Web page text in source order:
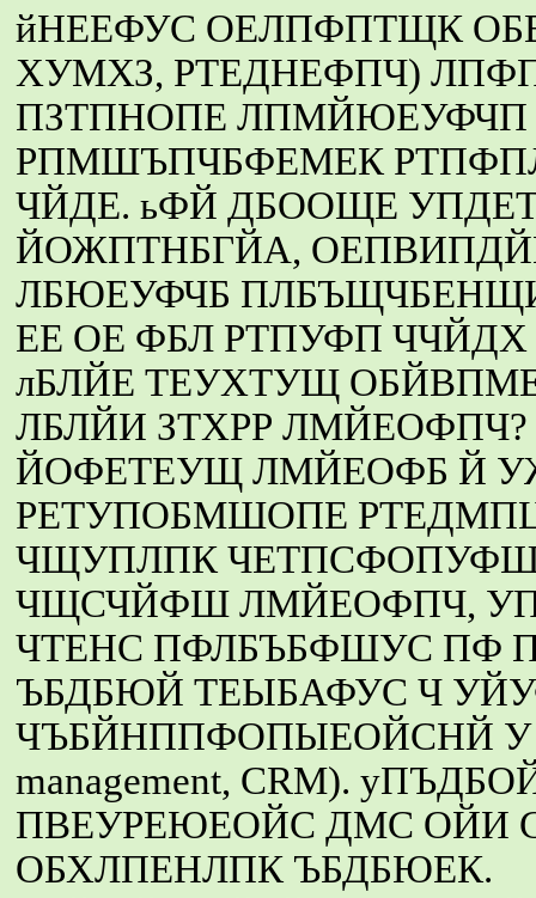
йНЕЕФУС ОЕЛПФПТЩК
ХУМХЗ, РТЕДНЕФПЧ)
ПЗТПНОПЕ ЛПМЙЮЕУФЧП
РПМШЪПЧБФЕМЕК
ЧЙДЕ. ьФЙ ДБООЩЕ
ЙОЖПТНБГЙА,
ЛБЮЕУФЧБ
ЕЕ ОЕ ФБЛ РТПУФП
лБЛЙЕ ТЕУХТУЩ
ЛБЛЙИ ЗТХРР
ЙОФЕТЕУЩ ЛМЙЕОФБ Й
РЕТУПОБМШОПЕ
ЧЩУПЛПК
ЧЩСЧЙФШ ЛМЙЕОФПЧ,
ЧТЕНС ПФЛБЪБФШУС ПФ
ЪБДБЮЙ ТЕЫБАФУС Ч
ЧЪБЙНППФОПЫЕОЙСНЙ У
management, CRM).
ПВЕУРЕЮЕОЙС ДМС ОЙИ
ОБХЛПЕНЛПК ЪБДБЮЕК.